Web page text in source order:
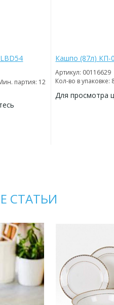
партия: 12
Кашпо (87л) КП-
Артикул: 00116629
Кол-во в упаковке:
Для просмотра
СТАТЬИ